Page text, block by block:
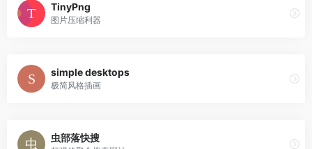
TinyPng
图片压缩利器
simple desktops
极简风格插画
虫部落快搜